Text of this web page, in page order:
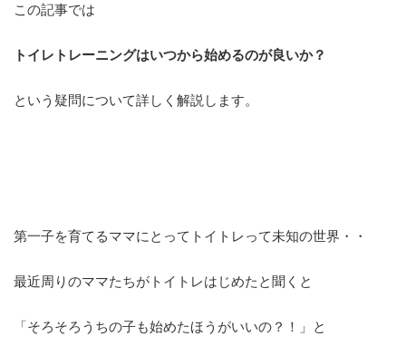
この記事では
トイレトレーニングはいつから始めるのが良いか？
という疑問について詳しく解説します。
第一子を育てるママにとってトイトレって未知の世界・・
最近周りのママたちがトイトレはじめたと聞くと
「そろそろうちの子も始めたほうがいいの？！」と